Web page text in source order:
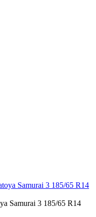
Samurai 3 185/65 R14